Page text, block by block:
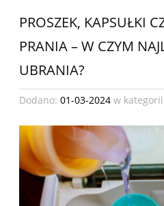
PROSZEK, KAPSUŁKI
PRANIA – W CZYM
UBRANIA?
Dodano: 01-03-2024 w